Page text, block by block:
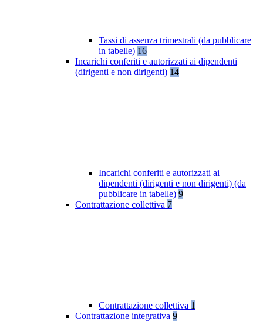
Tassi di assenza trimestrali (da pubblicare
in tabelle) 16
Incarichi conferiti e autorizzati ai dipendenti
(dirigenti e non dirigenti) 14
Incarichi conferiti e autorizzati ai
dipendenti (dirigenti e non dirigenti) (da
pubblicare in tabelle) 9
Contrattazione collettiva 7
Contrattazione collettiva 1
Contrattazione integrativa 9